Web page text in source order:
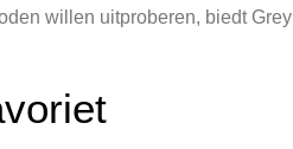
willen uitproberen, biedt Grey